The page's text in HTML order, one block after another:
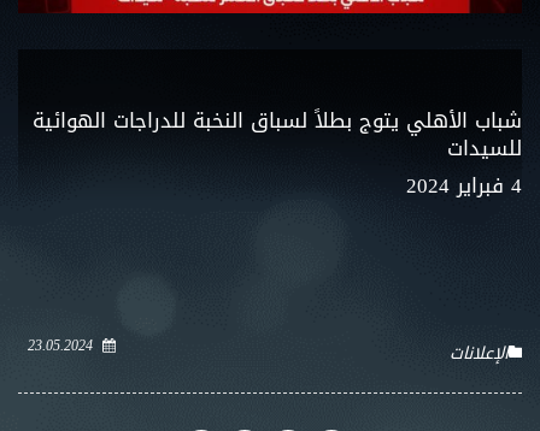
شباب الأهلي يتوج بطلاً لسباق النخبة للدراجات الهوائية
للسيدات
4 فبراير 2024
23.05.2024 الإعلانات